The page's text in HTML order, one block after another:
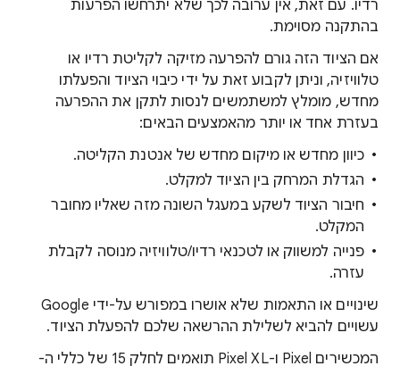
רדיו. עם זאת, אין ערובה לכך שלא יתרחשו הפרעות
בהתקנה מסוימת.
אם הציוד הזה גורם להפרעה מזיקה לקליטת רדיו או
טלוויזיה, וניתן לקבוע זאת על ידי כיבוי הציוד והפעלתו
מחדש, מומלץ למשתמשים לנסות לתקן את ההפרעה
בעזרת אחד או יותר מהאמצעים הבאים:
כיוון מחדש או מיקום מחדש של אנטנת הקליטה.
הגדלת המרחק בין הציוד למקלט.
חיבור הציוד לשקע במעגל השונה מזה שאליו מחובר
המקלט.
פנייה למשווק או לטכנאי רדיו/טלוויזיה מנוסה לקבלת
עזרה.
שינויים או התאמות שלא אושרו במפורש על-ידי Google
עשויים להביא לשלילת ההרשאה שלכם להפעלת הציוד.
המכשירים Pixel ו-Pixel XL תואמים לחלק 15 של כללי ה-